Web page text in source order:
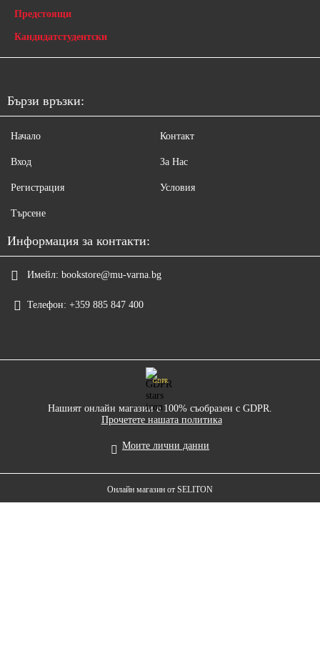
Предстоящи
Кандидатстудентски
Бързи връзки:
Начало
Вход
Регистрация
Търсене
Контакт
За Нас
Условия
Информация за контакти:
Имейл: bookstore@mu-varna.bg
Телефон: +359 885 847 400
GDPR
Нашият онлайн магазин е 100% съобразен с GDPR.
Прочетете нашата политика
Моите лични данни
Онлайн магазин от SELITON